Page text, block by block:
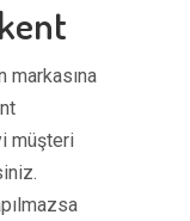
markasına
müşteri